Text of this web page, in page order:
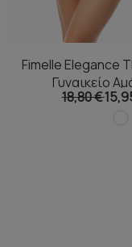
Fimelle Elegance
Γυναικείο
18,80 €